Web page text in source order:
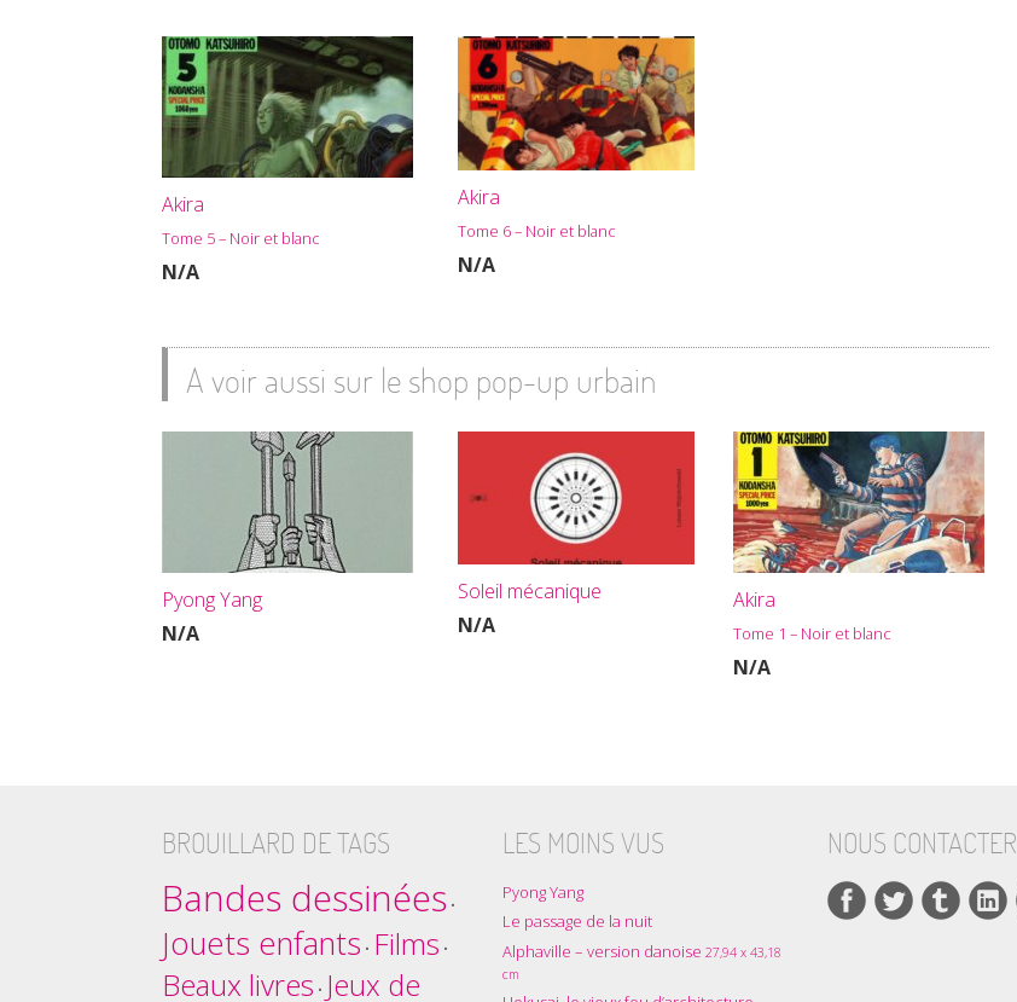
Akira
Tome 5 – Noir et blanc
N/A
Akira
Tome 6 – Noir et blanc
N/A
A voir aussi sur le shop pop-up urbain
Pyong Yang
N/A
Soleil mécanique
N/A
Akira
Tome 1 – Noir et blanc
N/A
BROUILLARD DE TAGS
Bandes dessinées •
Jouets enfants • Films •
Beaux livres • Jeux de
LES MOINS VUS
Pyong Yang
Le passage de la nuit
Alphaville – version danoise27,94 x 43,18
cm
NOUS CONTACTER